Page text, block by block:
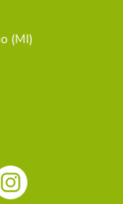
(MI)